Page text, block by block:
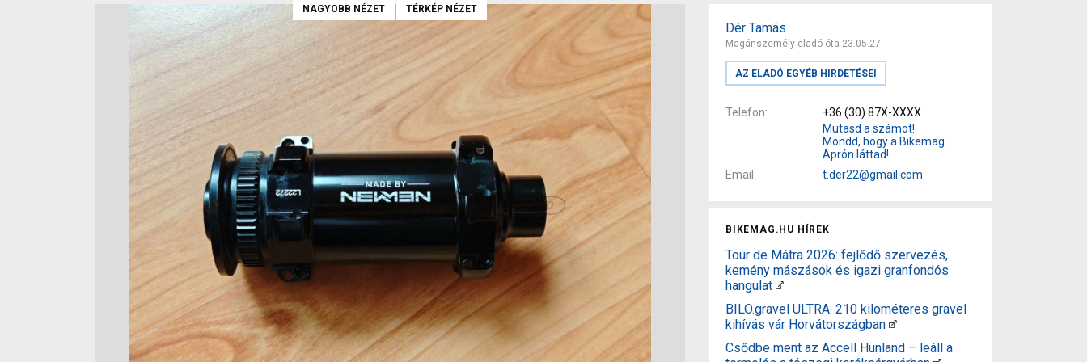
Dér Tamás
Magánszemély eladó óta 23.05.27
AZ ELADÓ EGYÉB HIRDETÉSEI
Telefon
+36 (30) 87X-XXXX
Mutasd a számot!
Mondd, hogy a Bikemag
Aprón láttad!
Email
t.der22@gmail.com
BIKEMAG.HU HÍREK
Tour de Mátra 2026: fejlődő szervezés,
kemény mászások és igazi granfondós
hangulat
BILO.gravel ULTRA: 210 kilométeres gravel
kihívás vár Horvátországban
Csődbe ment az Accell Hunland – leáll a
NAGYOBB NÉZET TÉRKÉP NÉZET